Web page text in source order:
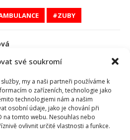
své soukromí
my a naši partneři používáme k
o zařízeních, technologie jako
technologiemi nám a našim
osobní údaje, jako je chování při
na tomto webu. Nesouhlas nebo
ovlivnit určité vlastnosti a funkce.
ZUBY